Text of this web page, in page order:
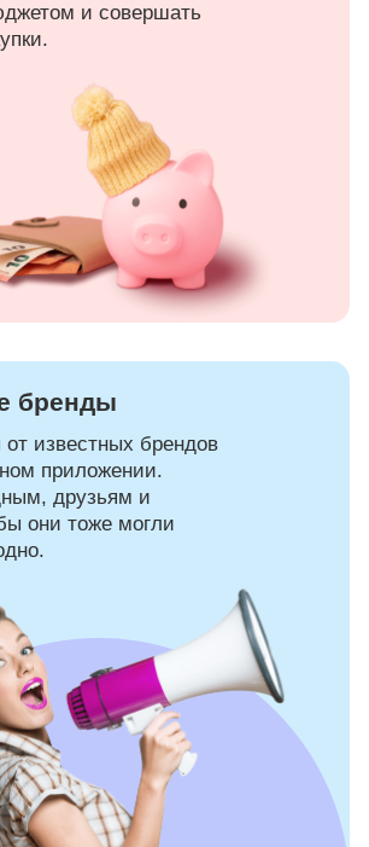
и совершать
бренды
известных брендов
приложении.
друзьям и
они тоже могли